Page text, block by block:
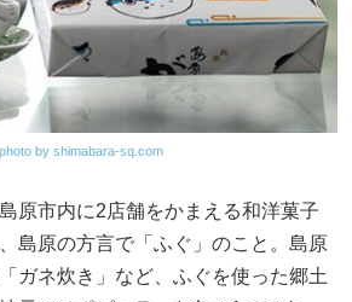
photo by shimabara-sq.com
原市内に2店舗をかまえる和洋菓子
島原の方言で「ふぐ」のこと。島原
ガネ炊き」など、ふぐを使った郷土